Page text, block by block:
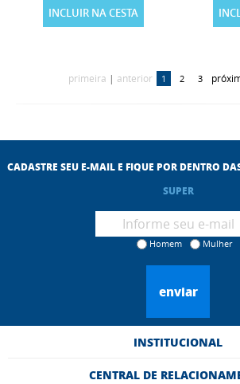
INCLUIR NA CESTA
primeira | anterior 1 2 3
CADASTRE SEU E-MAIL E FIQUE POR DENTRO
SUPER
Homem Mulher
enviar
INSTITUCIONAL
CENTRAL DE